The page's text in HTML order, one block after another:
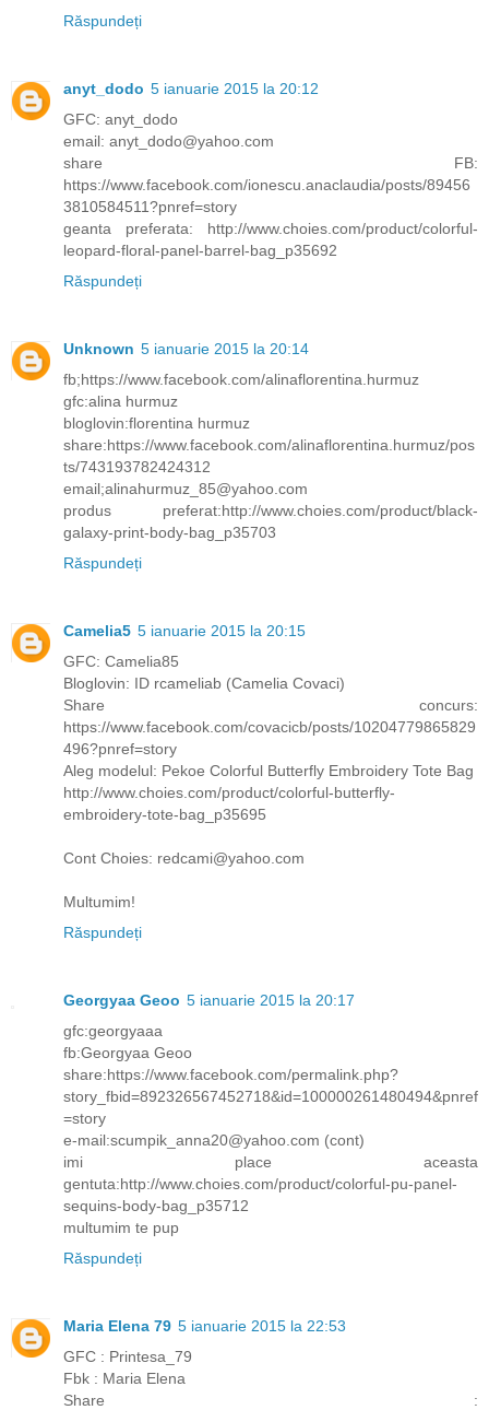
Răspundeți
anyt_dodo 5 ianuarie 2015 la 20:12
GFC: anyt_dodo
email: anyt_dodo@yahoo.com
share FB:
https://www.facebook.com/ionescu.anaclaudia/posts/89456
3810584511?pnref=story
geanta preferata: http://www.choies.com/product/colorful-
leopard-floral-panel-barrel-bag_p35692
Răspundeți
Unknown 5 ianuarie 2015 la 20:14
fb;https://www.facebook.com/alinaflorentina.hurmuz
gfc:alina hurmuz
bloglovin:florentina hurmuz
share:https://www.facebook.com/alinaflorentina.hurmuz/pos
ts/743193782424312
email;alinahurmuz_85@yahoo.com
produs preferat:http://www.choies.com/product/black-
galaxy-print-body-bag_p35703
Răspundeți
Camelia5 5 ianuarie 2015 la 20:15
GFC: Camelia85
Bloglovin: ID rcameliab (Camelia Covaci)
Share concurs:
https://www.facebook.com/covacicb/posts/10204779865829
496?pnref=story
Aleg modelul: Pekoe Colorful Butterfly Embroidery Tote Bag
http://www.choies.com/product/colorful-butterfly-
embroidery-tote-bag_p35695
Cont Choies: redcami@yahoo.com
Multumim!
Răspundeți
Georgyaa Geoo 5 ianuarie 2015 la 20:17
gfc:georgyaaa
fb:Georgyaa Geoo
share:https://www.facebook.com/permalink.php?
story_fbid=892326567452718&id=100000261480494&pnref
=story
e-mail:scumpik_anna20@yahoo.com (cont)
imi place aceasta
gentuta:http://www.choies.com/product/colorful-pu-panel-
sequins-body-bag_p35712
multumim te pup
Răspundeți
Maria Elena 79 5 ianuarie 2015 la 22:53
GFC : Printesa_79
Fbk : Maria Elena
Share :